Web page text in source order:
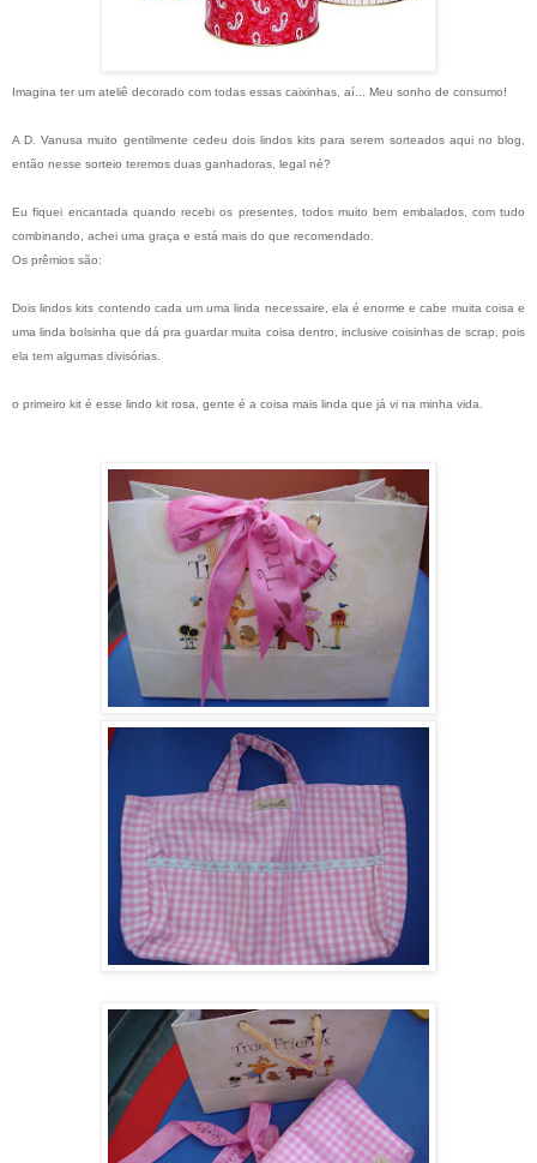
Imagina ter um ateliê decorado com todas essas caixinhas, aí... Meu sonho de consumo!
A D. Vanusa muito gentilmente cedeu dois lindos kits para serem sorteados aqui no blog,
então nesse sorteio teremos duas ganhadoras, legal né?
Eu fiquei encantada quando recebi os presentes, todos muito bem embalados, com tudo
combinando, achei uma graça e está mais do que recomendado.
Os prêmios são:
Dois lindos kits contendo cada um uma linda necessaire, ela é enorme e cabe muita coisa e
uma linda bolsinha que dá pra guardar muita coisa dentro, inclusive coisinhas de scrap, pois
ela tem algumas divisórias.
o primeiro kit é esse lindo kit rosa, gente é a coisa mais linda que já vi na minha vida.